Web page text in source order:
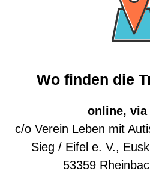
Wo finden die
online, via
c/o Verein Leben mit
Sieg / Eifel e. V.,
53359